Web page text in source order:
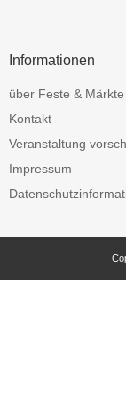
Informationen
über Feste & Märkte
Kontakt
Veranstaltung
Impressum